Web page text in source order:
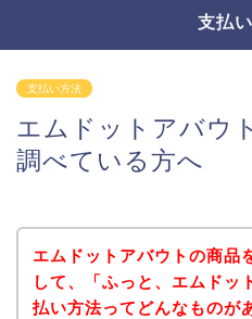
支払
支払い方法
エムドットアバウ
調べている方へ
エムドットアバウトの商品
して、「ふっと、エムドッ
払い方法ってどんなものが